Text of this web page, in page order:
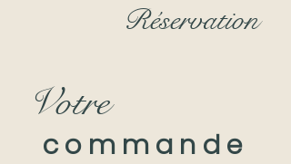
Réservation
Votre
commande